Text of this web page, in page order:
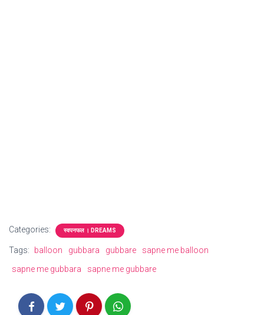
Categories: स्वपनफल । DREAMS
Tags: balloon gubbara gubbare
sapne me balloon
sapne me gubbara
sapne me gubbare